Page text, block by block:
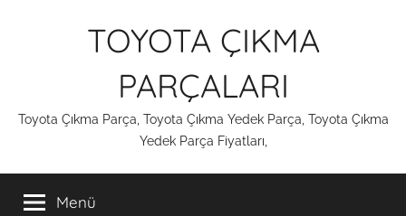
TOYOTA ÇIKMA
PARÇALARI
Toyota Çıkma Parça, Toyota Çıkma Yedek Parça, Toyota Çıkma
Yedek Parça Fiyatları,
Menü